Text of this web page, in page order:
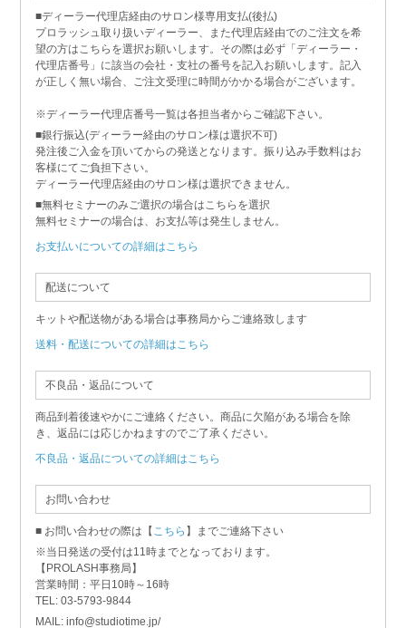
■ディーラー代理店経由のサロン様専用支払(後払)
プロラッシュ取り扱いディーラー、また代理店経由でのご注文を希
望の方はこちらを選択お願いします。その際は必ず「ディーラー・
代理店番号」に該当の会社・支社の番号を記入お願いします。記入
が正しく無い場合、ご注文受理に時間がかかる場合がございます。
※ディーラー代理店番号一覧は各担当者からご確認下さい。
■銀行振込(ディーラー経由のサロン様は選択不可)
発注後ご入金を頂いてからの発送となります。振り込み手数料はお
客様にてご負担下さい。
ディーラー代理店経由のサロン様は選択できません。
■無料セミナーのみご選択の場合はこちらを選択
無料セミナーの場合は、お支払等は発生しません。
お支払いについての詳細はこちら
配送について
キットや配送物がある場合は事務局からご連絡致します
送料・配送についての詳細はこちら
不良品・返品について
商品到着後速やかにご連絡ください。商品に欠陥がある場合を除
き、返品には応じかねますのでご了承ください。
不良品・返品についての詳細はこちら
お問い合わせ
■ お問い合わせの際は【 こちら 】までご連絡下さい
※当日発送の受付は11時までとなっております。
【PROLASH事務局】
営業時間：平日10時～16時
TEL: 03-5793-9844
MAIL: info@studiotime.jp/